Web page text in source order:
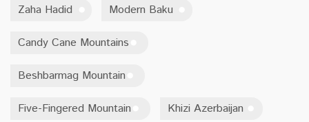
Zaha Hadid Modern Baku
Candy Cane Mountains
Beshbarmag Mountain
Five-Fingered Mountain Khizi Azerbaijan